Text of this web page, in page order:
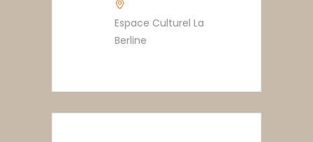
Espace Culturel La
Berline